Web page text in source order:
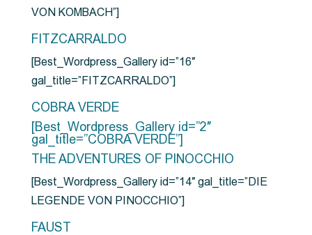
VON KOMBACH”]
FITZCARRALDO
[Best_Wordpress_Gallery id=”16″
gal_title=”FITZCARRALDO”]
COBRA VERDE
[Best_Wordpress_Gallery id=”2″
gal_title=”COBRA VERDE”]
THE ADVENTURES OF PINOCCHIO
[Best_Wordpress_Gallery id=”14″ gal_title=”DIE
LEGENDE VON PINOCCHIO”]
FAUST